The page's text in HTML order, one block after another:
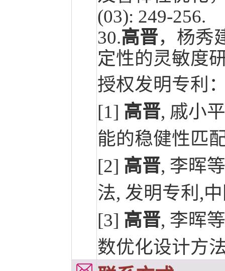
(03): 249-256.
30.高晋，杨秀
定性的灵敏度
授权发明专利
[1] 高晋, 戚小
能的稳健性匹
[2] 高晋, 李晖
法, 发明专利,
[3] 高晋, 李晖
数优化设计方